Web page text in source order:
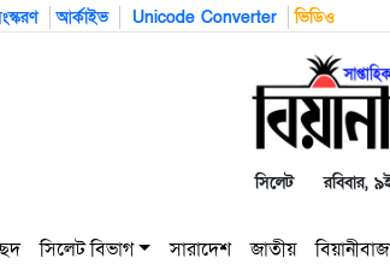
আর্কাইভ Unicode Converter ভিডিও
সিলেট রবিবার,
সিলেট বিভাগ সারাদেশ জাতীয়